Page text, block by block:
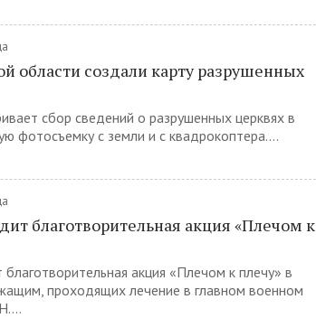
области создали карту разрушенных
сбор сведений о разрушенных церквях в
фотосъемку с земли и с квадрокоптера....
благотворительная акция «Плечом к
акция «Плечом к плечу» в
проходящих лечение в главном военном